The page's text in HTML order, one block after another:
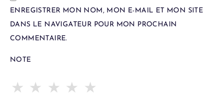
ENREGISTRER MON NOM, MON E-MAIL ET MON SITE
DANS LE NAVIGATEUR POUR MON PROCHAIN
COMMENTAIRE.
NOTE
★
★
★
★
★